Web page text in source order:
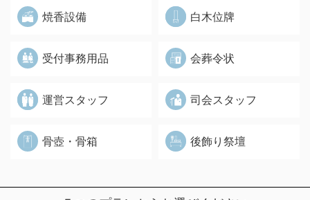
焼香設備 白木位牌
受付事務用品 会葬令状
運営スタッフ 司会スタッフ
骨壺・骨箱 後飾り祭壇